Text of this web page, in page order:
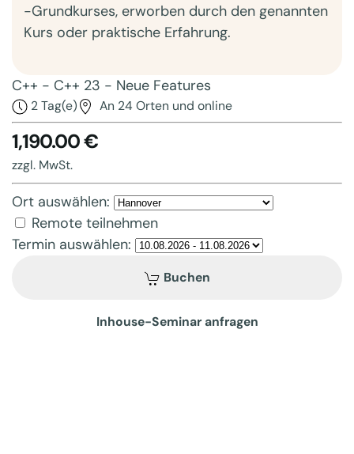
-Grundkurses, erworben durch den genannten
Kurs oder praktische Erfahrung.
C++ - C++ 23 - Neue Features
2 Tag(e) An 24 Orten und online
1,190.00 €
zzgl. MwSt.
Ort auswählen:
Remote teilnehmen
Termin auswählen:
Buchen
Inhouse-Seminar anfragen